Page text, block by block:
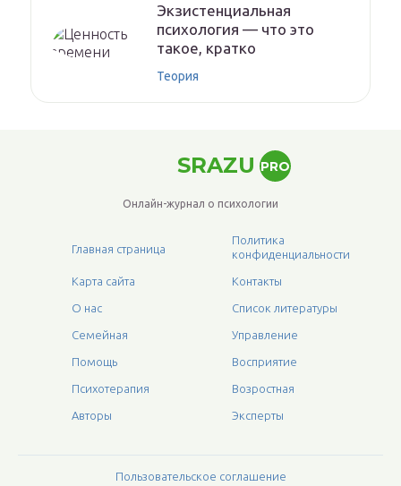
Экзистенциальная
психология — что это
такое, кратко
Теория
SRAZU PRO
Онлайн-журнал о психологии
Главная страница
Политика
конфиденциальности
Карта сайта Контакты
О нас Список литературы
Семейная Управление
Помощь Восприятие
Психотерапия Возростная
Авторы Эксперты
Пользовательское соглашение